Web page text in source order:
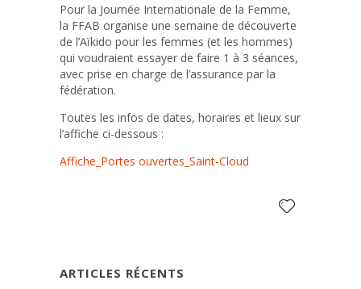
Pour la Journée Internationale de la Femme,
la FFAB organise une semaine de découverte
de l’Aïkido pour les femmes (et les hommes)
qui voudraient essayer de faire 1 à 3 séances,
avec prise en charge de l’assurance par la
fédération.
Toutes les infos de dates, horaires et lieux sur
l’affiche ci-dessous :
Affiche_Portes ouvertes_Saint-Cloud
ARTICLES RÉCENTS